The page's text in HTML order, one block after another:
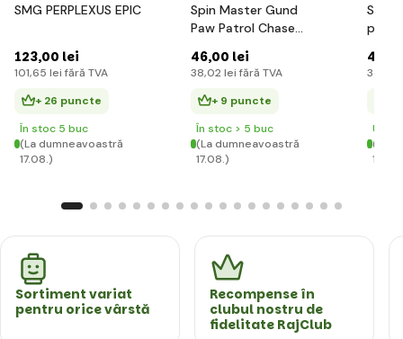
SMG PERPLEXUS EPIC
123,00 lei
101,65 lei fără TVA
+ 26 puncte
În stoc 5 buc
(La dumneavoastră
17.08.)
Spin Master Gund
Paw Patrol Chase
46,00 lei
38,02 lei fără TVA
+ 9 puncte
În stoc > 5 buc
(La dumneavoastră
17.08.)
Spin
paw
46
38
(La
Sortiment variat
pentru orice vârstă
Recompense în
clubul nostru de
fidelitate RajClub